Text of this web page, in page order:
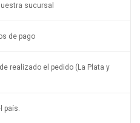
sucursal
de pago
realizado el pedido (La Plata y
país.